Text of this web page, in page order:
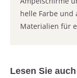
helle Farbe und
Materialien für
Lesen Sie auch